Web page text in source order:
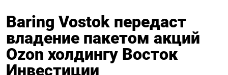
Baring Vostok передаст
владение пакетом акций
Ozon холдингу Восток
Инвестиции